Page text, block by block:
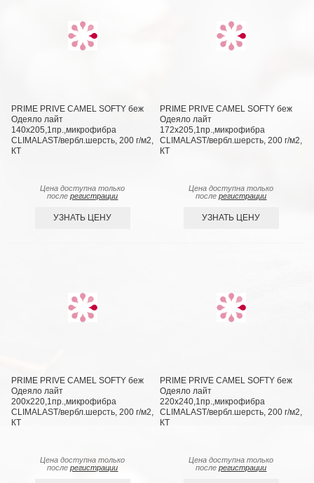
PRIME PRIVE CAMEL SOFTY беж
Одеяло лайт
140х205,1пр.,микрофибра
CLIMALAST/вербл.шерсть, 200 г/м2,
КТ
Цена доступна только
послерегистрации
УЗНАТЬ ЦЕНУ
PRIME PRIVE CAMEL SOFTY беж
Одеяло лайт
172х205,1пр.,микрофибра
CLIMALAST/вербл.шерсть, 200 г/м2,
КТ
Цена доступна только
послерегистрации
УЗНАТЬ ЦЕНУ
PRIME PRIVE CAMEL SOFTY беж
Одеяло лайт
200х220,1пр.,микрофибра
CLIMALAST/вербл.шерсть, 200 г/м2,
КТ
Цена доступна только
послерегистрации
PRIME PRIVE CAMEL SOFTY беж
Одеяло лайт
220х240,1пр.,микрофибра
CLIMALAST/вербл.шерсть, 200 г/м2,
КТ
Цена доступна только
послерегистрации